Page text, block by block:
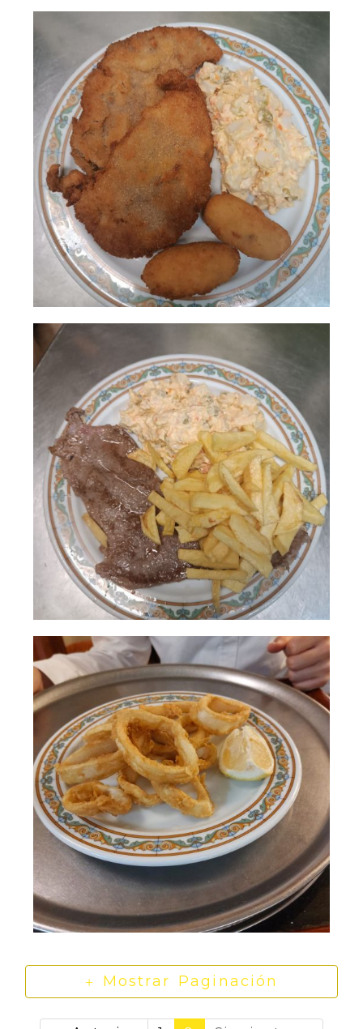
Combinados de
café con leche
AMPLIAR
Plato
combinado de
ensaladilla,
empanados y
croquetas
AMPLIAR
plato combinad
ocon filetes,
ensaladilla y
patatas fritas
AMPLIAR
calamares
Mostrar Paginación